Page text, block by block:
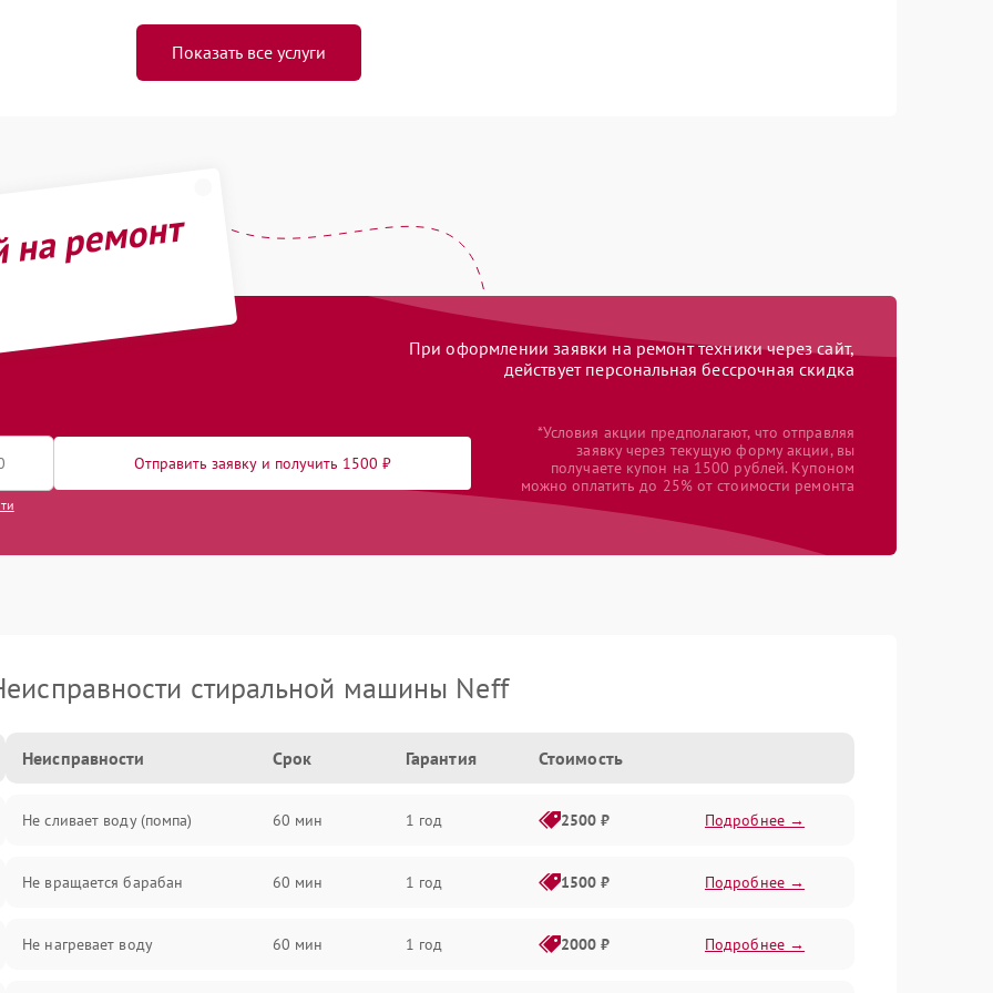
Показать все услуги
ремонт
При оформлении заявки на ремонт техники через сайт,
действует персональная бессрочная скидка
Отправить заявку и получить 1500 ₽
*Условия акции предполагают, что отправляя
заявку через текущую форму акции, вы
получаете купон на 1500 рублей. Купоном
можно оплатить до 25% от стоимости ремонта
стиральной машины Neff
Неисправности Срок Гарантия Стоимость
Не сливает воду (помпа) 60 мин 1 год 2500 ₽ Подробнее →
Не вращается барабан 60 мин 1 год 1500 ₽ Подробнее →
Не нагревает воду 60 мин 1 год 2000 ₽ Подробнее →